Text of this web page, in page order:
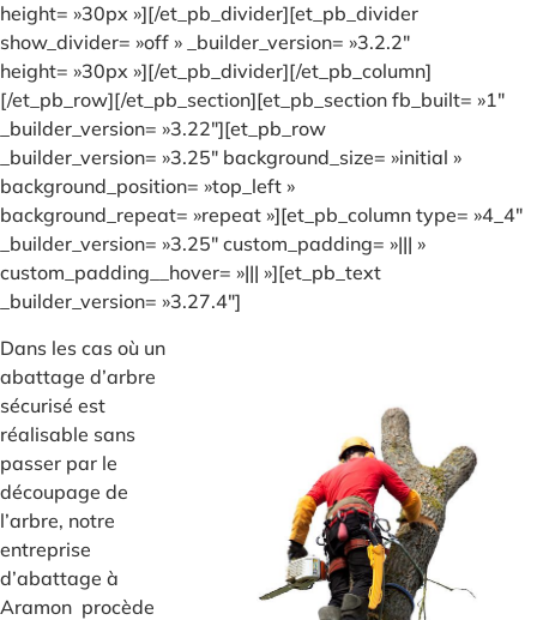
height= »30px »][/et_pb_divider][et_pb_divider
show_divider= »off » _builder_version= »3.2.2″
height= »30px »][/et_pb_divider][/et_pb_column]
[/et_pb_row][/et_pb_section][et_pb_section fb_built= »1″
_builder_version= »3.22″][et_pb_row
_builder_version= »3.25″ background_size= »initial »
background_position= »top_left »
background_repeat= »repeat »][et_pb_column type= »4_4″
_builder_version= »3.25″ custom_padding= »||| »
custom_padding__hover= »||| »][et_pb_text
_builder_version= »3.27.4″]
Dans les cas où un
abattage d’arbre
sécurisé est
réalisable sans
passer par le
découpage de
l’arbre, notre
entreprise
d’abattage à
Aramon procède